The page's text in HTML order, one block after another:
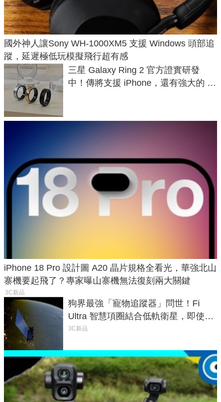
國外神人讓Sony WH-1000XM5 支援 Windows 頭部追
蹤，延遲極低玩模擬飛行超有感
三星 Galaxy Ring 2 官方證實研發
中！傳將支援 iPhone，還有強大的 AI
iPhone 18 Pro 設計圖 A20 晶片規格全看光，華強北山
寨機要起飛了？專家曝山寨機無法復刻兩大關鍵
3C新品
狗界最強「寵物追蹤器」問世！Fi
Ultra 智慧項圈結合低軌衛星，即使在
密林山谷也能精準找回愛犬
3C新品